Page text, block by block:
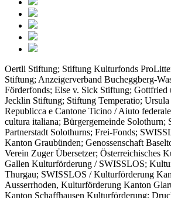
Oertli Stiftung; Stiftung Kulturfonds
Stiftung; Anzeigerverband Bucheggberg-
Förderfonds; Else v. Sick Stiftung; Gottfried
Jecklin Stiftung; Stiftung Temperatio;
Republicca e Cantone Ticino / Aiuto
cultura italiana; Bürgergemeinde Solothurn;
Partnerstadt Solothurns; Frei-Fonds;
Kanton Graubünden; Genossenschaft
Verein Zuger Übersetzer; Österreichisches
Gallen Kulturförderung / SWISSLOS;
Thurgau; SWISSLOS / Kulturförderung
Ausserrhoden, Kulturförderung Kanton
Kanton Schaffhausen Kulturförderung;